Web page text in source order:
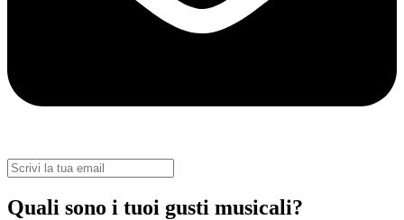
Quali sono i tuoi gusti musicali?